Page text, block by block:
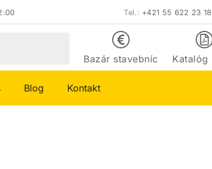
Tel.: +421 55 622 23 18
Bazár stavebníc Katalóg
Blog Kontakt